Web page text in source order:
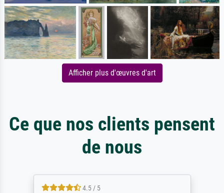
Afficher plus d'œuvres d'art
Ce que nos clients pensent
de nous
4.5 / 5